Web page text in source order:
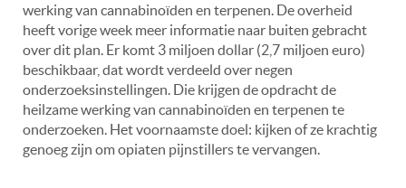
werking van cannabinoïden en terpenen. De overheid
heeft vorige week meer informatie naar buiten gebracht
over dit plan. Er komt 3 miljoen dollar (2,7 miljoen euro)
beschikbaar, dat wordt verdeeld over negen
onderzoeksinstellingen. Die krijgen de opdracht de
heilzame werking van cannabinoïden en terpenen te
onderzoeken. Het voornaamste doel: kijken of ze krachtig
genoeg zijn om opiaten pijnstillers te vervangen.